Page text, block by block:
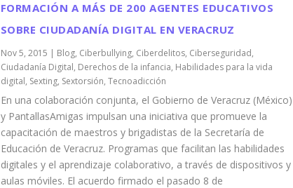
FORMACIÓN A MÁS DE 200 AGENTES EDUCATIVOS
SOBRE CIUDADANÍA DIGITAL EN VERACRUZ
Nov 5, 2015 | Blog, Ciberbullying, Ciberdelitos, Ciberseguridad,
Ciudadanía Digital, Derechos de la infancia, Habilidades para la vida
digital, Sexting, Sextorsión, Tecnoadicción
En una colaboración conjunta, el Gobierno de Veracruz (México)
y PantallasAmigas impulsan una iniciativa que promueve la
capacitación de maestros y brigadistas de la Secretaría de
Educación de Veracruz. Programas que facilitan las habilidades
digitales y el aprendizaje colaborativo, a través de dispositivos y
aulas móviles. El acuerdo firmado el pasado 8 de